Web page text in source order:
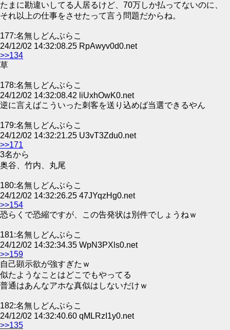
たまに勘違いしてる人居るけど、70万しか払ってないのに、
それ以上の仕事をさせたって言う問題だからね。
177:名無しどんぶらこ
24/12/02 14:32:08.25 RpAwyv0d0.net
>>134
草
178:名無しどんぶらこ
24/12/02 14:32:08.42 liUxhOwK0.net
逆に言えばこういった刺客を送り込めば当選できるやん
179:名無しどんぶらこ
24/12/02 14:32:21.25 U3vT3Zdu0.net
>>171
3名から
奥谷、竹内、丸尾
180:名無しどんぶらこ
24/12/02 14:32:26.25 47JYqzHg0.net
>>154
恐らくで恐縮ですが、この告発状は別件でしょうねｗ
181:名無しどんぶらこ
24/12/02 14:32:34.35 WpN3PXls0.net
>>159
自己顕示欲が強すぎたｗ
似たようなことはどこでもやってる
普通はあんなアホな真似はしないだけｗ
182:名無しどんぶらこ
24/12/02 14:32:40.60 qMLRzI1y0.net
>>135